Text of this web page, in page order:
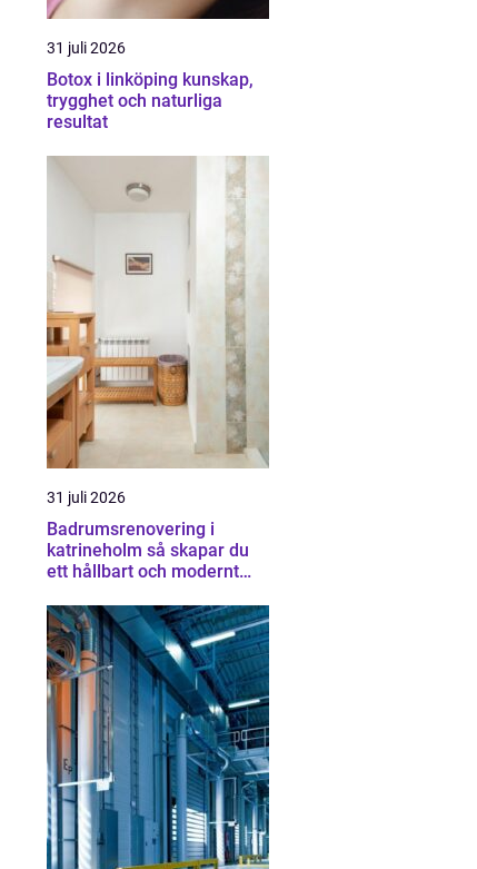
31 juli 2026
Botox i linköping kunskap,
trygghet och naturliga
resultat
31 juli 2026
Badrumsrenovering i
katrineholm så skapar du
ett hållbart och modernt